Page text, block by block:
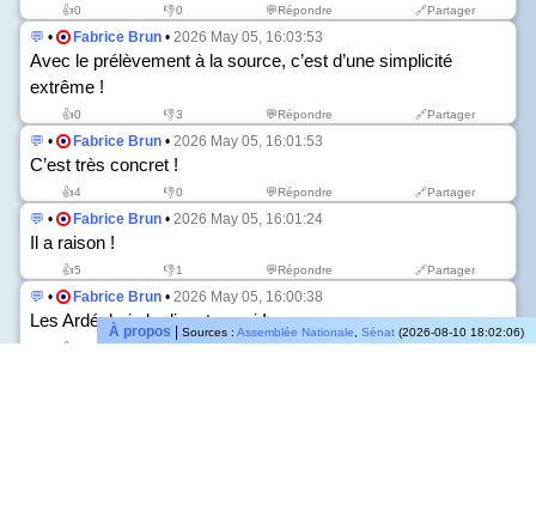
👍0 👎0 💬Répondre 🔗Partager
💬 • Fabrice Brun • 2026 May 05, 16:03:53
Avec le prélèvement à la source, c’est d’une simplicité
extrême !
👍0 👎3 💬Répondre 🔗Partager
💬 • Fabrice Brun • 2026 May 05, 16:01:53
C’est très concret !
👍4 👎0 💬Répondre 🔗Partager
💬 • Fabrice Brun • 2026 May 05, 16:01:24
Il a raison !
👍5 👎1 💬Répondre 🔗Partager
💬 • Fabrice Brun • 2026 May 05, 16:00:38
Les Ardéchois le disent aussi !
👍 👎2 💬Répondre 🔗Partager
À propos Sources : Assemblée Nationale Sénat (2026-08-10 18:02:06)